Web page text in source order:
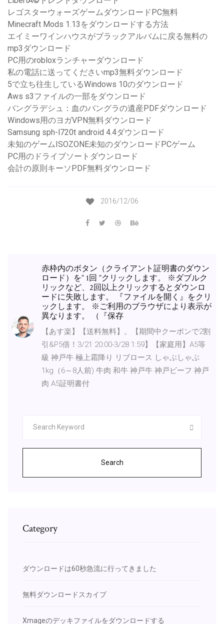
レゴスターウォーズゲームダウンロードPC無料
Minecraft Mods 1.13をダウンロードする方法
エイミーワインハウスがブラックアルバムに戻る無料の
mp3ダウンロード
PC用のrobloxランチャーダウンロード
私の電話に送ってくださいmp3無料ダウンロード
5で立ち往生しているWindows 10のダウンロード
Aws s3ファイルの一部をダウンロード
バングラデシュ：血のバングラの遺産PDFダウンロード
Windows用のヨガVPN無料ダウンロード
Samsung sph-l720t android 4.4ダウンロード
未知のゲームISOZONE未知のダウンロードPCゲーム
PC用のドライブソートダウンロード
会計の原則キーソPDF無料ダウンロード
2016/12/06
赤枠内のボタン（クライアント証明書のダウン
ロード）を” 1回 ”クリックします。 ※ダブルク
リックなど、2回以上クリックするとダウンロ
ードに失敗します。 『ファイルを開く』をクリ
ックします。 ※ご利用のブラウザにより表示が
異なります。 （『保存
【あす楽】【送料無料】。【期間中クーポンで2割
引&P5倍！3/21 20:00-3/28 1:59】【家庭用】A5等
級 神戸牛 極上霜降り リブロース しゃぶしゃぶ
1kg（6～8人前) 牛肉 和牛 神戸牛 神戸ビーフ 神戸
肉 A5証明書付
Search
Category
ダウンロードは60秒急流に行ってきました
無料ダウンロードスカイプ
Xmageのデッキファイルをダウンロードする